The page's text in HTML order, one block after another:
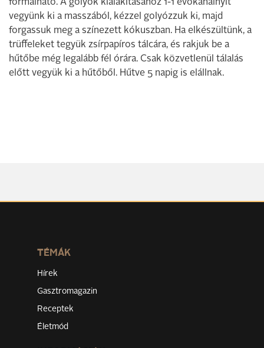
formálható. A golyók kialakításához 1-1 evőkanálnyit
vegyünk ki a masszából, kézzel golyózzuk ki, majd
forgassuk meg a színezett kókuszban. Ha elkészültünk, a
trüffeleket tegyük zsírpapíros tálcára, és rakjuk be a
hűtőbe még legalább fél órára. Csak közvetlenül tálalás
előtt vegyük ki a hűtőből. Hűtve 5 napig is elállnak.
TÉMÁK
Hírek
Gasztromagazin
Receptek
Életmód